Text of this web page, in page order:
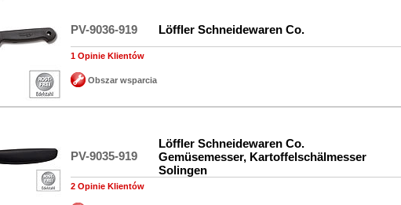
PV-9036-919 Löffler Schneidewaren Co.
1 Opinie Klientów
Obszar wsparcia
PV-9035-919
Löffler Schneidewaren Co.
Gemüsemesser, Kartoffelschälmesser
Solingen
2 Opinie Klientów